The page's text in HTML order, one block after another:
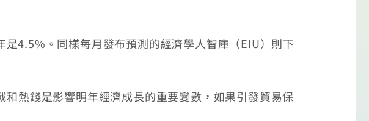
4.5%。同樣每月發布預測的經濟學人智庫（EIU）則下
熱錢是影響明年經濟成長的重要變數，如果引發貿易保